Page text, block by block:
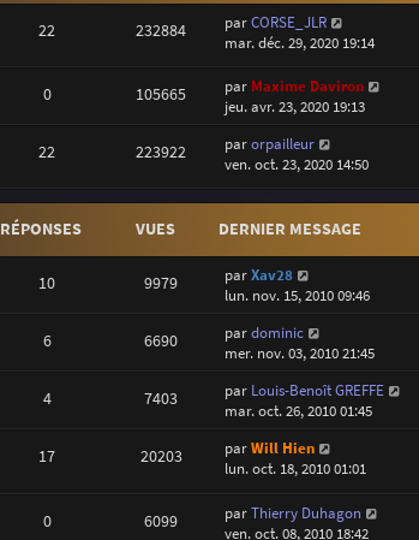
22 232884 parCORSE_JLR
mar. déc. 29, 2020 19:14
0 105665 par Maxime Daviron
jeu. avr. 23, 2020 19:13
22 223922 parorpailleur
ven. oct. 23, 2020 14:50
RÉPONSES VUES DERNIER MESSAGE
10 9979 parXav28
lun. nov. 15, 2010 09:46
6 6690 pardominic
mer. nov. 03, 2010 21:45
4 7403 par Louis-Benoît GREFFE
mar. oct. 26, 2010 01:45
17 20203 parWill Hien
lun. oct. 18, 2010 01:01
0 6099 parThierry Duhagon
ven. oct. 08, 2010 18:42